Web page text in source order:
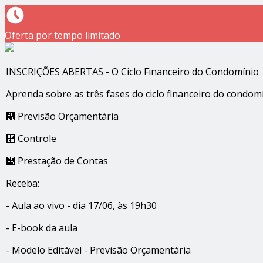
Oferta por tempo limitado
INSCRIÇÕES ABERTAS - O Ciclo Financeiro do Condomínio
Aprenda sobre as três fases do ciclo financeiro do
⿡ Previsão Orçamentária
⿢ Controle
⿣ Prestação de Contas
Receba:
- Aula ao vivo - dia 17/06, às 19h30
- E-book da aula
- Modelo Editável - Previsão Orçamentária